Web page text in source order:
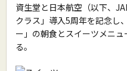
資生堂と日本航空（以下、
クラス」導入5周年を記念し
ー」の朝食とスイーツメニ
る。